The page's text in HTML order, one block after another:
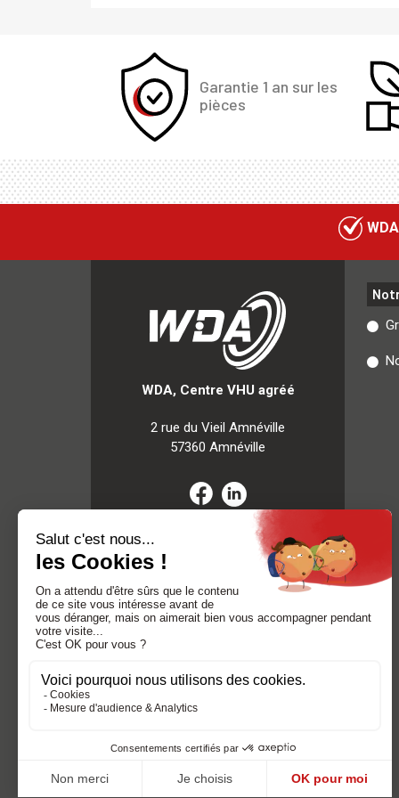
Garantie 1 an sur les
pièces
WDA
WDA, Centre VHU agréé
2 rue du Vieil Amnéville
57360 Amnéville